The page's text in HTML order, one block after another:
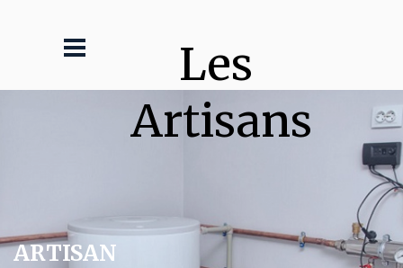
Les
Artisans
ARTISAN